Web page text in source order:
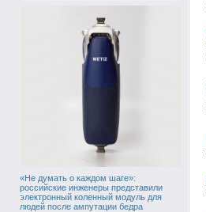
«Не думать о каждом шаге»:
российские инженеры представили
электронный коленный модуль для
людей после ампутации бедра